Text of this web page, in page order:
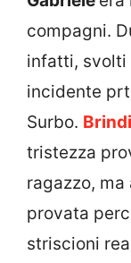
compagni.
infatti, svolti
incidente
Surbo.
tristezza
ragazzo,
provata
striscioni